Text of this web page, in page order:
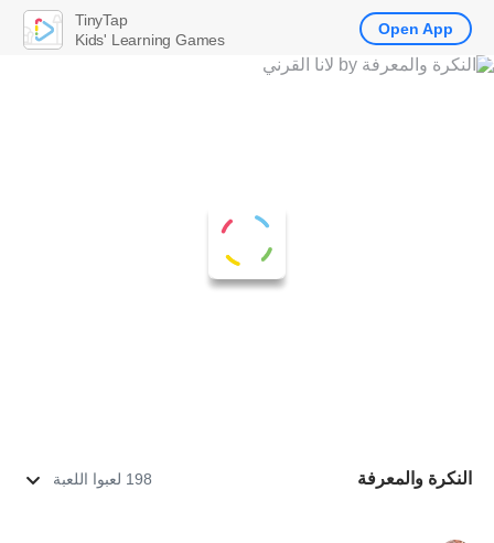
النكرة والمعرفة 198 لعبوا اللعبة
TinyTap
Kids' Learning Games
Open App